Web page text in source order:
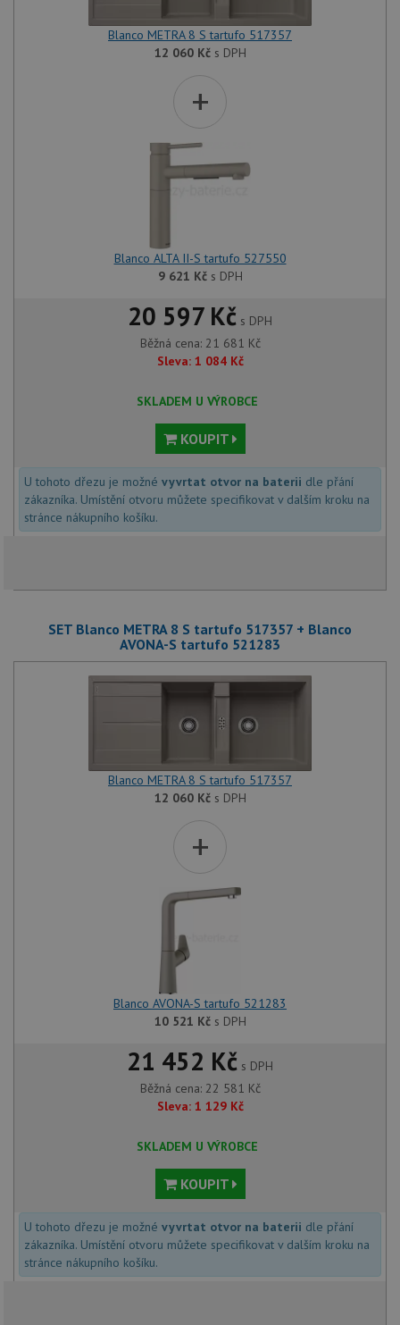
Blanco METRA 8 S tartufo 517357
12 060 Kčs DPH
+
Blanco ALTA II-S tartufo 527550
9 621 Kčs DPH
20 597 Kč s DPH
Běžná cena: 21 681 Kč
Sleva: 1 084 Kč
SKLADEM U VÝROBCE
KOUPIT
U tohoto dřezu je možné vyvrtat otvor na baterii dle přání
zákazníka. Umístění otvoru můžete specifikovat v dalším kroku na
stránce nákupního košíku.
SET Blanco METRA 8 S tartufo 517357 + Blanco
AVONA-S tartufo 521283
Blanco METRA 8 S tartufo 517357
12 060 Kčs DPH
+
Blanco AVONA-S tartufo 521283
10 521 Kčs DPH
21 452 Kč s DPH
Běžná cena: 22 581 Kč
Sleva: 1 129 Kč
SKLADEM U VÝROBCE
KOUPIT
U tohoto dřezu je možné vyvrtat otvor na baterii dle přání
zákazníka. Umístění otvoru můžete specifikovat v dalším kroku na
stránce nákupního košíku.